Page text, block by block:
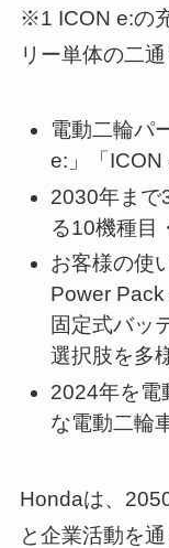
※1 ICON e:の
リー単体の二
電動⼆輪パ
e:」「ICON
2030年まで
る10機種目
お客様の使
Power Pack
固定式バッ
選択肢を多
2024年を電
な電動二輪
Hondaは、
と企業活動を